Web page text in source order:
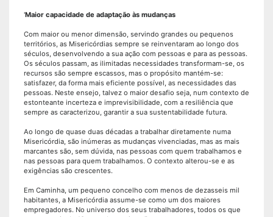
'Maior capacidade de adaptação às mudanças
Com maior ou menor dimensão, servindo grandes ou pequenos
territórios, as Misericórdias sempre se reinventaram ao longo dos
séculos, desenvolvendo a sua ação com pessoas e para as pessoas.
Os séculos passam, as ilimitadas necessidades transformam-se, os
recursos são sempre escassos, mas o propósito mantém-se:
satisfazer, da forma mais eficiente possível, as necessidades das
pessoas. Neste ensejo, talvez o maior desafio seja, num contexto de
estonteante incerteza e imprevisibilidade, com a resiliência que
sempre as caracterizou, garantir a sua sustentabilidade futura.
Ao longo de quase duas décadas a trabalhar diretamente numa
Misericórdia, são inúmeras as mudanças vivenciadas, mas as mais
marcantes são, sem dúvida, nas pessoas com quem trabalhamos e
nas pessoas para quem trabalhamos. O contexto alterou-se e as
exigências são crescentes.
Em Caminha, um pequeno concelho com menos de dezasseis mil
habitantes, a Misericórdia assume-se como um dos maiores
empregadores. No universo dos seus trabalhadores, todos os que